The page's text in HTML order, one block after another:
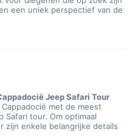
een uniek perspectief van de
Jeep Safari Tour
met de meest
Safari tour. Om optimaal
zijn enkele belangrijke details